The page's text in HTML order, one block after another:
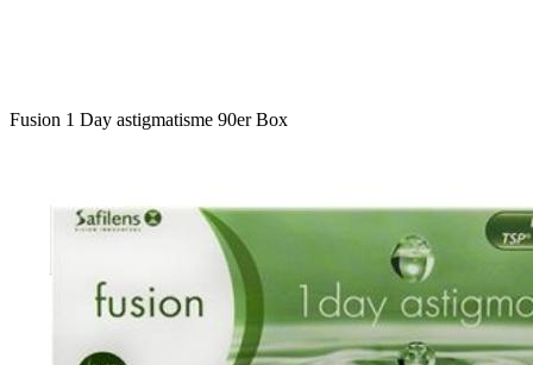
Fu­si­on 1 Day astig­ma­tis­me 90er Box